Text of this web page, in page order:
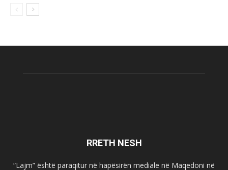
RRETH NESH
“Lajm” është paraqitur në hapësirën mediale në Maqedoni në